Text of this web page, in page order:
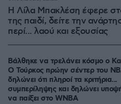
Η Λίλα Μπακλέση έφερε
της παιδί, δείτε την
περί... λαού και εξουσίας
Βάλθηκε να τρελάνει κόσμο ο
Ο Τούρκος πρώην σέντερ του
δηλώνει ότι πληροί τα κριτήρια...
συμπερίληψης και δηλώνει
να παίξει στο WNBA